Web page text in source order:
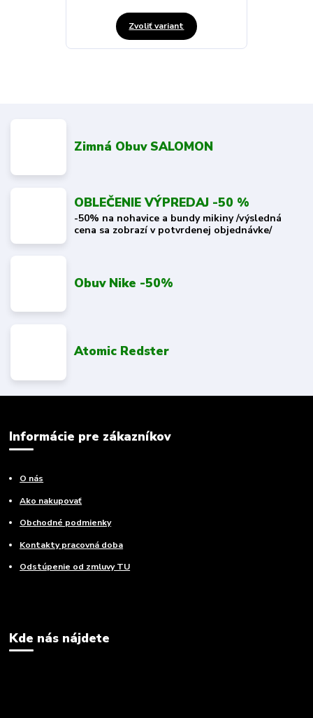
Zvoliť variant
Zimná Obuv SALOMON
OBLEČENIE VÝPREDAJ -50 %
-50% na nohavice a bundy mikiny /výsledná
cena sa zobrazí v potvrdenej objednávke/
Obuv Nike -50%
Atomic Redster
Informácie pre zákazníkov
O nás
Ako nakupovať
Obchodné podmienky
Kontakty pracovná doba
Odstúpenie od zmluvy TU
Kde nás nájdete